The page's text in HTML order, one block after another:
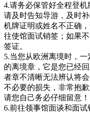
4.请务必保管好全程登
请及时告知导游，及时
机牌证明或姓名不正确
往使馆面试销签；如果
签证。
5.当您从欧洲离境时，
的离境章，它是您已经
者章不清晰无法辨认将
不必要的损失，非常抱
请您自己务必仔细留意！
6.前往领事馆面谈和面